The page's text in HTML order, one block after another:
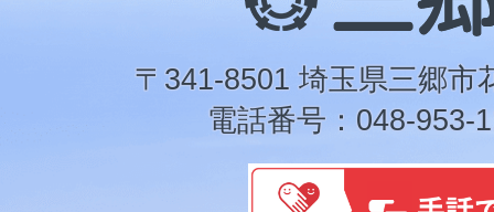
郷
市
〒341-8501 埼玉県三郷市
電話番号：048-953-